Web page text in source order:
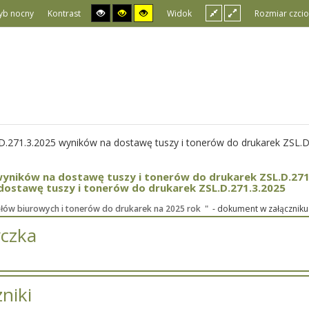
nocny Kontrast Widok Rozmiar
wyników na dostawę tuszy i tonerów do drukarek
na dostawę tuszy i tonerów do drukarek
tuszy i tonerów do drukarek ZSL.D.271.3.2025
biurowych i tonerów do drukarek na 2025 rok " - dokument w załączniku